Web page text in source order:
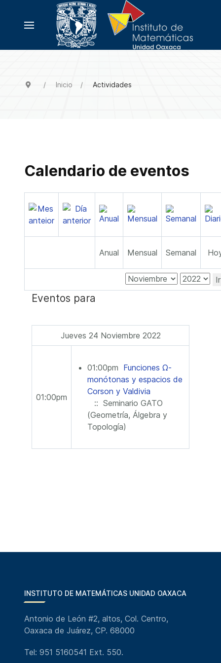
Inicio Actividades
Calendario de eventos
Anual Mensual Semanal
Eventos para
Jueves 24 Noviembre 2022
01:00pm
01:00pm Funciones Ω-
monótonas y espacios de
Corson y Valdivia
:: Seminario GATO
(Geometría, Álgebra y
Topología)
INSTITUTO DE MATEMÁTICAS UNIDAD OAXACA
Antonio de León #2, altos, Col. Centro,
Oaxaca de Juárez, CP. 68000
Tel: 951 5160541 Ext. 550.